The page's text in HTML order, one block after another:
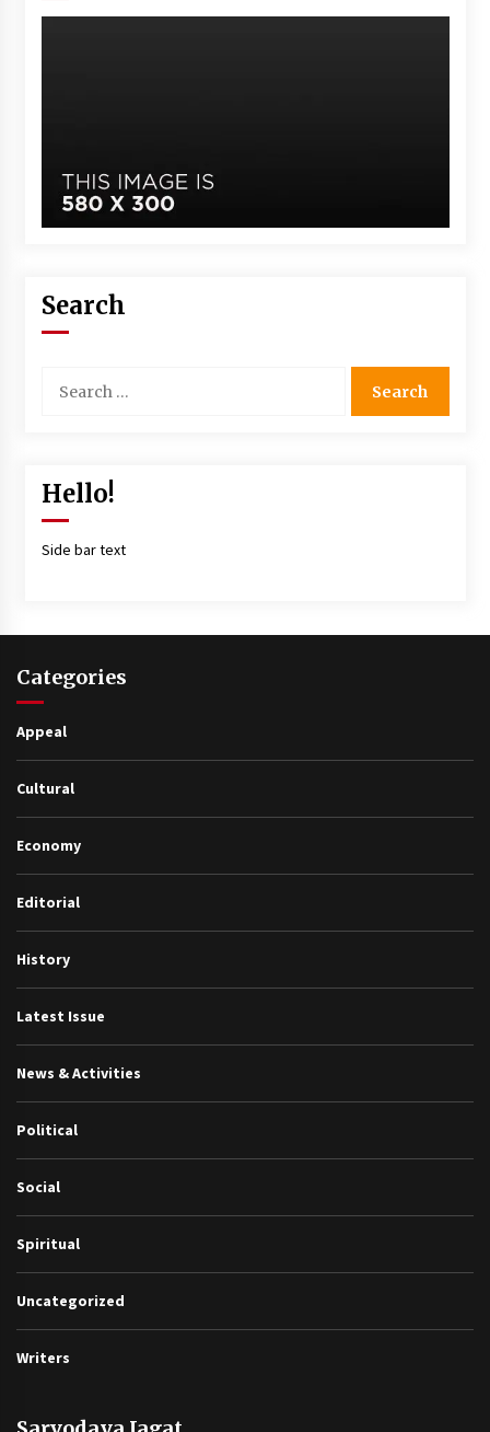
Search
Hello!
Side bar text
Categories
Appeal
Cultural
Economy
Editorial
History
Latest Issue
News & Activities
Political
Social
Spiritual
Uncategorized
Writers